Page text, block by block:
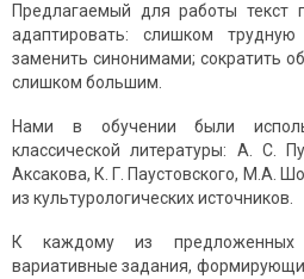
Предлагаемый для работы текст
адаптировать: слишком
заменить синонимами; сократить
слишком большим.
Нами в обучении были
классической литературы: А. С.
Аксакова, К. Г. Паустовского, М.А.
из культурологических источников.
К каждому из предложенных
вариативные задания,